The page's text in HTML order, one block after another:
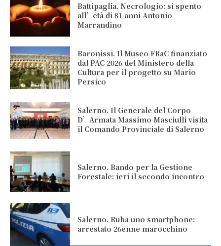
Battipaglia. Necrologio: si spento
all’età di 81 anni Antonio
Marrandino
Baronissi. Il Museo FRaC finanziato
dal PAC 2026 del Ministero della
Cultura per il progetto su Mario
Persico
Salerno. Il Generale del Corpo
D’Armata Massimo Masciulli visita
il Comando Provinciale di Salerno
Salerno. Bando per la Gestione
Forestale: ieri il secondo incontro
Salerno. Ruba uno smartphone:
arrestato 26enne marocchino